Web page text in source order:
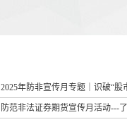
2025年防非宣传月专题｜识破“
防范非法证券期货宣传月活动---